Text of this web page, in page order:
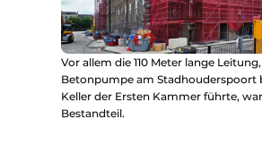
Vor allem die 110 Meter lange
Betonpumpe am Stadhouderspoort
Keller der Ersten Kammer führte,
Bestandteil.